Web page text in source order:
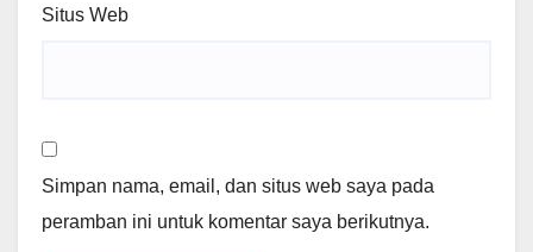
Situs Web
Simpan nama, email, dan situs web saya pada
peramban ini untuk komentar saya berikutnya.